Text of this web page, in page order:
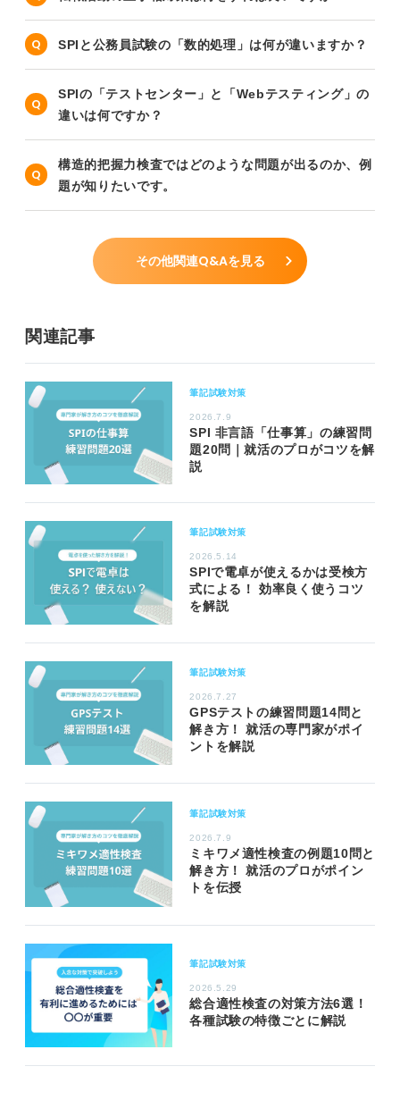
SPIと公務員試験の「数的処理」は何が違いますか？
SPIの「テストセンター」と「Webテスティング」の
違いは何ですか？
構造的把握力検査ではどのような問題が出るのか、例
題が知りたいです。
その他関連Q&Aを見る
関連記事
筆記試験対策
2026.7.9
SPI 非言語「仕事算」の練習問
題20問｜就活のプロがコツを解
説
筆記試験対策
2026.5.14
SPIで電卓が使えるかは受検方
式による！ 効率良く使うコツ
を解説
筆記試験対策
2026.7.27
GPSテストの練習問題14問と
解き方！ 就活の専門家がポイ
ントを解説
筆記試験対策
2026.7.9
ミキワメ適性検査の例題10問と
解き方！ 就活のプロがポイン
トを伝授
筆記試験対策
2026.5.29
総合適性検査の対策方法6選！
各種試験の特徴ごとに解説